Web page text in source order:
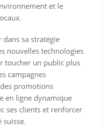
et le
sa stratégie
nouvelles technologies
toucher un public plus
campagnes
promotions
en ligne dynamique
ses clients et renforcer
suisse.